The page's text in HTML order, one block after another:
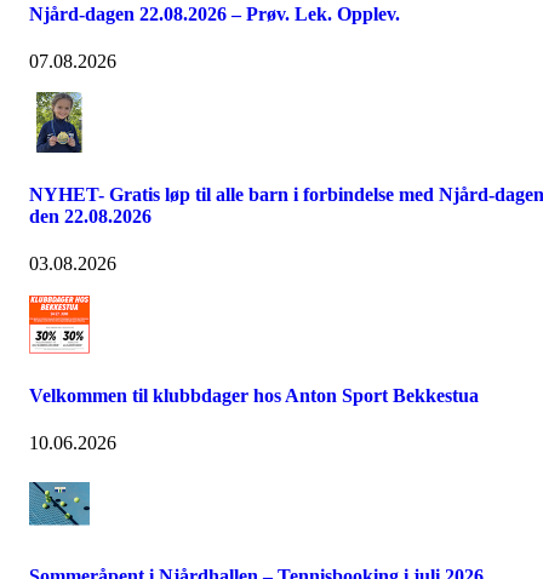
Njård-dagen 22.08.2026 – Prøv. Lek. Opplev.
07.08.2026
NYHET- Gratis løp til alle barn i forbindelse med Njård-dagen
den 22.08.2026
03.08.2026
Velkommen til klubbdager hos Anton Sport Bekkestua
10.06.2026